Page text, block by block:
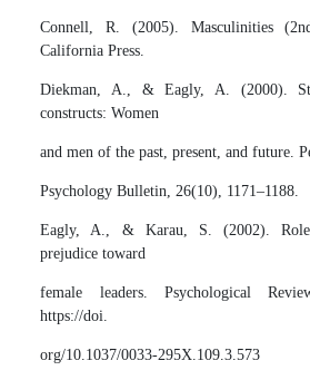
Connell, R. (2005). Masculinities
California Press.
Diekman, A., & Eagly, A. (2000).
constructs: Women
and men of the past, present, and future.
Psychology Bulletin, 26(10), 1171–1188.
Eagly, A., & Karau, S. (2002).
prejudice toward
female leaders. Psychological
https://doi.
org/10.1037/0033-295X.109.3.573